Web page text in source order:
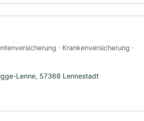
· Krankenversicherung ·
Lenne, 57368 Lennestadt